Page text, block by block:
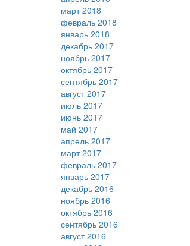
март 2018
февраль 2018
январь 2018
декабрь 2017
ноябрь 2017
октябрь 2017
сентябрь 2017
август 2017
июль 2017
июнь 2017
май 2017
апрель 2017
март 2017
февраль 2017
январь 2017
декабрь 2016
ноябрь 2016
октябрь 2016
сентябрь 2016
август 2016